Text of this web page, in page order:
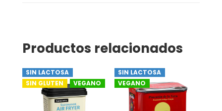
Productos relacionados
SIN LACTOSA
SIN GLUTEN
VEGANO
SIN LACTOSA
VEGANO